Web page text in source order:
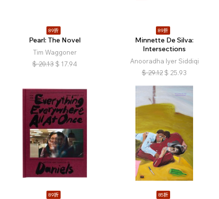
89折
Pearl: The Novel
Tim Waggoner
$ 20.13 $ 17.94
89折
Minnette De Silva:
Intersections
Anooradha Iyer Siddiqi
$ 29.12 $ 25.93
89折 85折